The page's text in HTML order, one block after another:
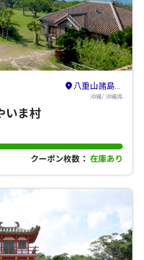
八重山諸島（石垣島・竹富島・与那国島・西表島）
沖縄/ 沖縄県
いま村
クーポン枚数： 在庫あり